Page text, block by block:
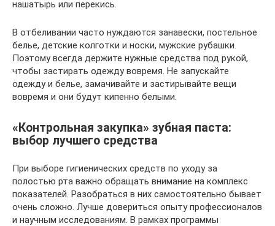
нашатырь или перекись.
В отбеливании часто нуждаются занавески, постельное
белье, детские колготки и носки, мужские рубашки.
Поэтому всегда держите нужные средства под рукой,
чтобы застирать одежду вовремя. Не запускайте
одежду и белье, замачивайте и застирывайте вещи
вовремя и они будут кипенно белыми.
«Контрольная закупка» зубная паста:
выбор лучшего средства
При выборе гигиенических средств по уходу за
полостью рта важно обращать внимание на комплекс
показателей. Разобраться в них самостоятельно бывает
очень сложно. Лучше довериться опыту профессионалов
и научным исследованиям. В рамках программы